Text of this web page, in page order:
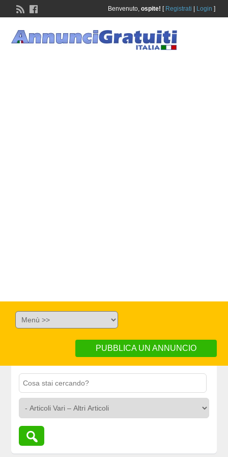
Benvenuto, ospite! [ Registrati Login ]
PUBBLICA UN ANNUNCIO